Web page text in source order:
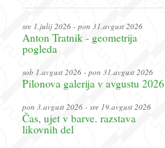
sre 1.julij 2026 - pon 31.avgust 2026
Anton Tratnik - geometrija
pogleda
sob 1.avgust 2026 - pon 31.avgust 2026
Pilonova galerija v avgustu 2026
pon 3.avgust 2026 - sre 19.avgust 2026
Čas, ujet v barve. razstava
likovnih del